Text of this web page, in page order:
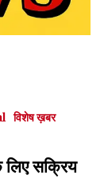
विशेष ख़बर
लिए सक्रिय